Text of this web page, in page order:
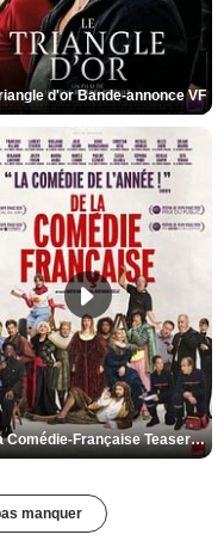
d'or Bande-annonce VF
De la Comédie-Française Teaser VF
manquer